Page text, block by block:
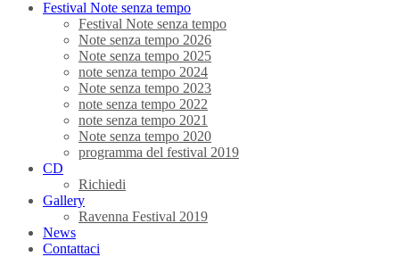
Festival Note senza tempo
Festival Note senza tempo
Note senza tempo 2026
Note senza tempo 2025
note senza tempo 2024
Note senza tempo 2023
note senza tempo 2022
note senza tempo 2021
Note senza tempo 2020
programma del festival 2019
CD
Richiedi
Gallery
Ravenna Festival 2019
News
Contattaci